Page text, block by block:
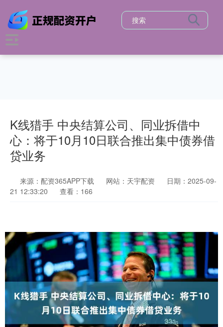
K线猎手 中央结算公司、同业拆借中
心：将于10月10日联合推出集中债券借
贷业务
来源：配资365APP下载 网站：天宇配资
日期：2025-09-
21 12:33:20
查看：166